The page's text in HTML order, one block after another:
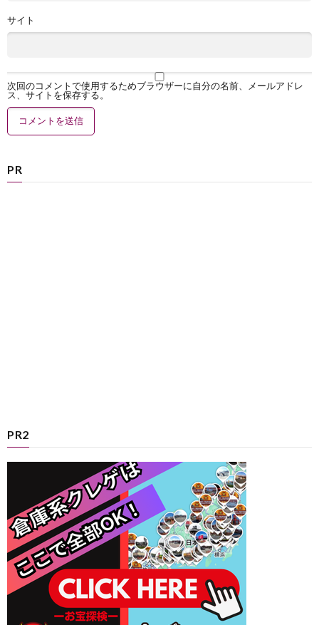
サイト
次回のコメントで使用するためブラウザーに自分の名前、メールアドレ
ス、サイトを保存する。
PR
PR2